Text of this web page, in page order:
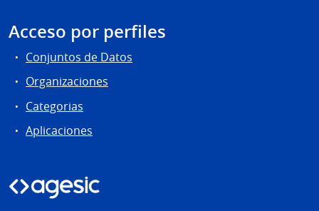
Acceso por perfiles
Conjuntos de Datos
Organizaciones
Categorias
Aplicaciones